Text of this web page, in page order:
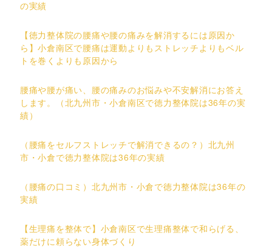
の実績
【徳力整体院の腰痛や腰の痛みを解消するには原因か
ら】小倉南区で腰痛は運動よりもストレッチよりもベル
トを巻くよりも原因から
腰痛や腰が痛い、腰の痛みのお悩みや不安解消にお答え
します。（北九州市・小倉南区で徳力整体院は36年の実
績）
（腰痛をセルフストレッチで解消できるの？）北九州
市・小倉で徳力整体院は36年の実績
（腰痛の口コミ）北九州市・小倉で徳力整体院は36年の
実績
【生理痛を整体で】小倉南区で生理痛整体で和らげる、
薬だけに頼らない身体づくり